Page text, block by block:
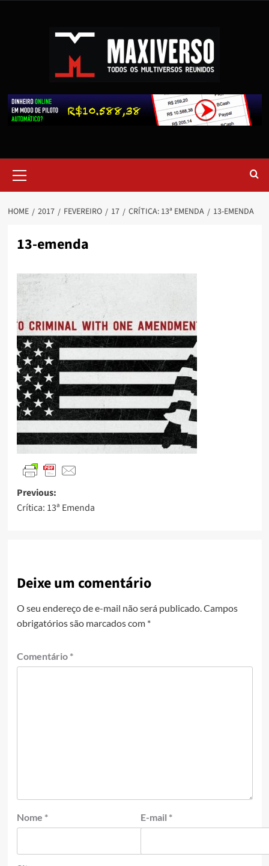
HOME 2017 FEVEREIRO 17 CRÍTICA: 13ª EMENDA 13-EMENDA
13-emenda
Previous:
Crítica: 13ª Emenda
Deixe um comentário
O seu endereço de e-mail não será publicado. Campos
obrigatórios são marcados com *
Comentário *
Nome * E-mail *